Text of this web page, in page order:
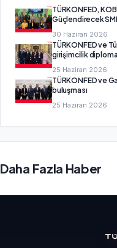
TÜRKONFED,
Güçlendirecek
30 Haziran 2026
TÜRKONFED ve
girişimcilik
25 Haziran 2026
TÜRKONFED ve Garanti
buluşması
25 Haziran 2026
Daha Fazla Haber